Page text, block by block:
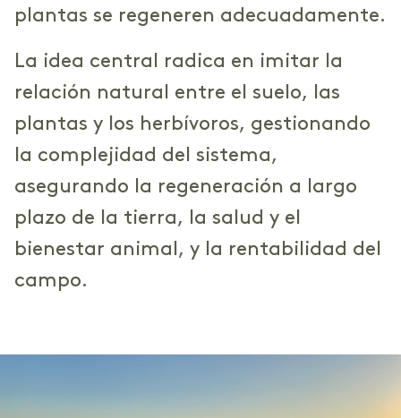
plantas se regeneren adecuadamente.
La idea central radica en imitar la
relación natural entre el suelo, las
plantas y los herbívoros, gestionando
la complejidad del sistema,
asegurando la regeneración a largo
plazo de la tierra, la salud y el
bienestar animal, y la rentabilidad del
campo.